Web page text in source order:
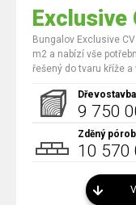
Exclusive
Bungalov Exclusive
m2 a nabízí vše
řešený do tvaru kříže
Dřevostavba
9 750
Zděný
10 570